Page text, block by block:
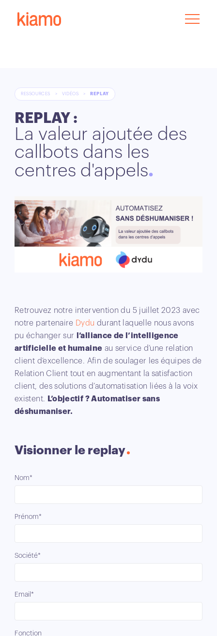
RESSOURCES > VIDÉOS > REPLAY
REPLAY :
La valeur ajoutée des
callbots dans les
centres d'appels
Retrouvez notre intervention du 5 juillet 2023 avec
notre partenaire
Dydu durant laquelle nous avons
pu échanger sur
l’alliance de l’intelligence
artificielle et humaine au service d’une relation
client d’excellence. Afin de soulager les équipes de
Relation Client tout en augmentant la satisfaction
client, des solutions d’automatisation liées à la voix
existent.
L’objectif ? Automatiser sans
déshumaniser.
Visionner le replay
Nom*
Prénom*
Société*
Email*
Fonction